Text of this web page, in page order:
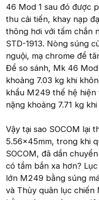
46 Mod 1 sau đó được
thu cải tiến, khay nạp
thông hơi với tấm chắn
STD-1913. Nòng súng
nguội, mạ chrome để
Để so sánh, Mk 46 Mod
khoảng 7.03 kg khi
khẩu M249 thế hệ hiện
nặng khoảng 7.71 kg
Vậy tại sao SOCOM lại
5.56x45mm, trong khi
SOCOM, đã dần
có tầm bắn xa hơn?
lớn M249 bằng súng
và Thủy quân lục